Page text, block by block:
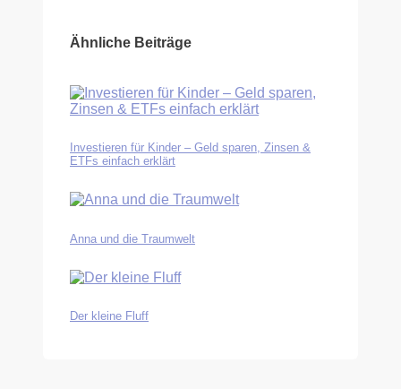
Ähnliche Beiträge
Investieren für Kinder – Geld sparen, Zinsen &
ETFs einfach erklärt
Anna und die Traumwelt
Der kleine Fluff